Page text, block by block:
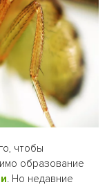
чтобы
образование
. Но недавние